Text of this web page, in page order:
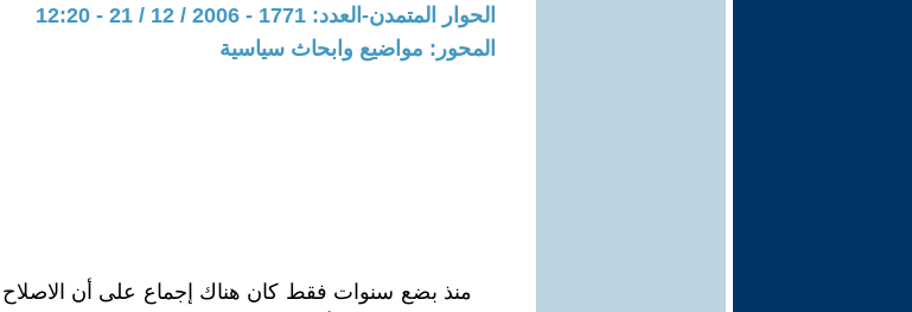
الحوار المتمدن-العدد: 1771 - 2006 / 12 / 21 - 12:20
المحور: مواضيع وابحاث سياسية
منذ بضع سنوات فقط كان هناك إجماع على أن الاصلاح